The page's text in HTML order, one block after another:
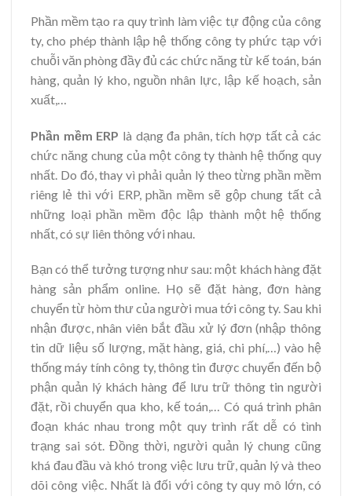
Phần mềm tạo ra quy trình làm việc tự động của công
ty, cho phép thành lập hệ thống công ty phức tạp với
chuỗi văn phòng đầy đủ các chức năng từ kế toán, bán
hàng, quản lý kho, nguồn nhân lực, lập kế hoạch, sản
xuất,…
Phần mềm ERP là dạng đa phân, tích hợp tất cả các
chức năng chung của một công ty thành hệ thống quy
nhất. Do đó, thay vì phải quản lý theo từng phần mềm
riêng lẻ thì với ERP, phần mềm sẽ gộp chung tất cả
những loại phần mềm độc lập thành một hệ thống
nhất, có sự liên thông với nhau.
Bạn có thể tưởng tượng như sau: một khách hàng đặt
hàng sản phẩm online. Họ sẽ đặt hàng, đơn hàng
chuyển từ hòm thư của người mua tới công ty. Sau khi
nhận được, nhân viên bắt đầu xử lý đơn (nhập thông
tin dữ liệu số lượng, mặt hàng, giá, chi phí,…) vào hệ
thống máy tính công ty, thông tin được chuyển đến bộ
phận quản lý khách hàng để lưu trữ thông tin người
đặt, rồi chuyển qua kho, kế toán,… Có quá trình phân
đoạn khác nhau trong một quy trình rất dễ có tình
trạng sai sót. Đồng thời, người quản lý chung cũng
khá đau đầu và khó trong việc lưu trữ, quản lý và theo
dõi công việc. Nhất là đối với công ty quy mô lớn, có